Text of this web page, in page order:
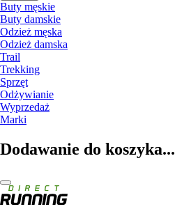
Buty męskie
Buty damskie
Odzież męska
Odzież damska
Trail
Trekking
Sprzęt
Odżywianie
Wyprzedaż
Marki
Dodawanie do koszyka...